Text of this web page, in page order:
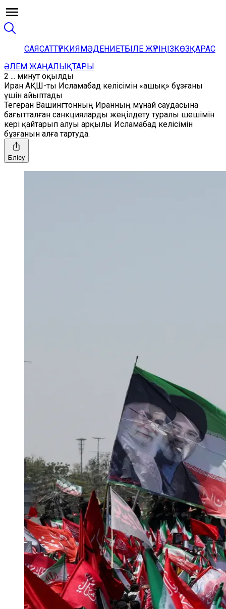
САЯСАТТҮРКИЯМӘДЕНИЕТБІЛЕ ЖҮРІҢІЗКӨЗҚАРАС
ӘЛЕМ ЖАҢАЛЫҚТАРЫ
2 ... минут оқылды
Иран АҚШ-ты Исламабад келісімін «ашық» бұзғаны
үшін айыптады
Тегеран Вашингтонның Иранның мұнай саудасына
бағытталған санкцияларды жеңілдету туралы шешімін
кері қайтарып алуы арқылы Исламабад келісімін
бұзғанын алға тартуда.
Бөлісу